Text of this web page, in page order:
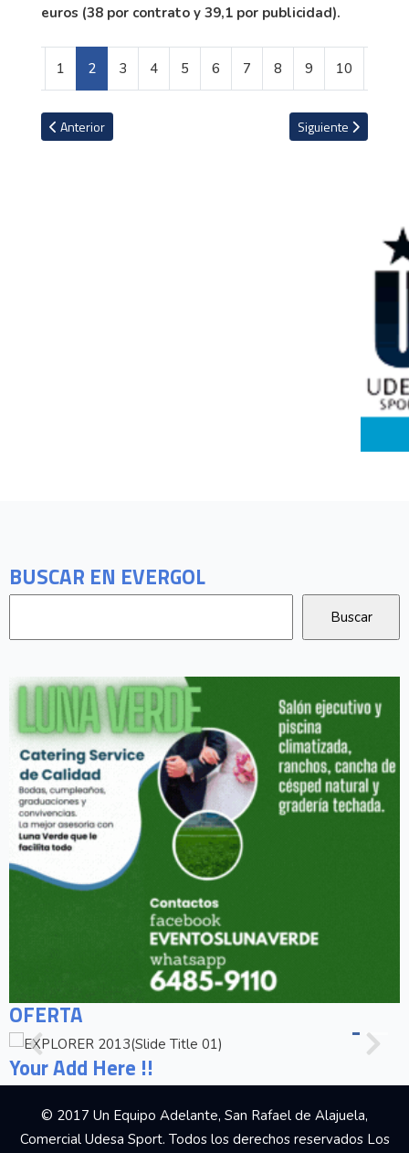
BUSCAR EN EVERGOL
OFERTA
Your Add Here !!
euros (38 por contrato y 39,1 por publicidad).
1 2 3 4 5 6 7 8 9 10
Artículo anterior: La Liga le hizo homenaje a Álvaro Saborío
Anterior Artículo siguiente:
Siguiente
© 2017 Un Equipo Adelante, San Rafael de Alajuela,
Comercial Udesa Sport. Todos los derechos reservados Los